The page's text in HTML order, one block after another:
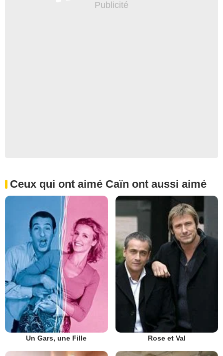
Ceux qui ont aimé Caïn ont aussi aimé
Un Gars, une Fille Rose et Val